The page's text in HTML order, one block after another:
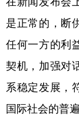
是正常的，断
任何一方的利
契机，加强对
系稳定发展，
国际社会的普